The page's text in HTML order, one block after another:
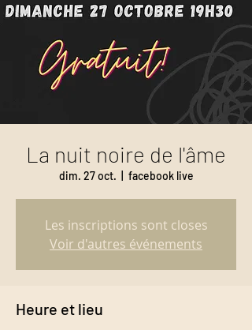
La nuit noire de l'âme
dim. 27 oct. facebook live
Les inscriptions sont closes
Voir d'autres événements
Heure et lieu